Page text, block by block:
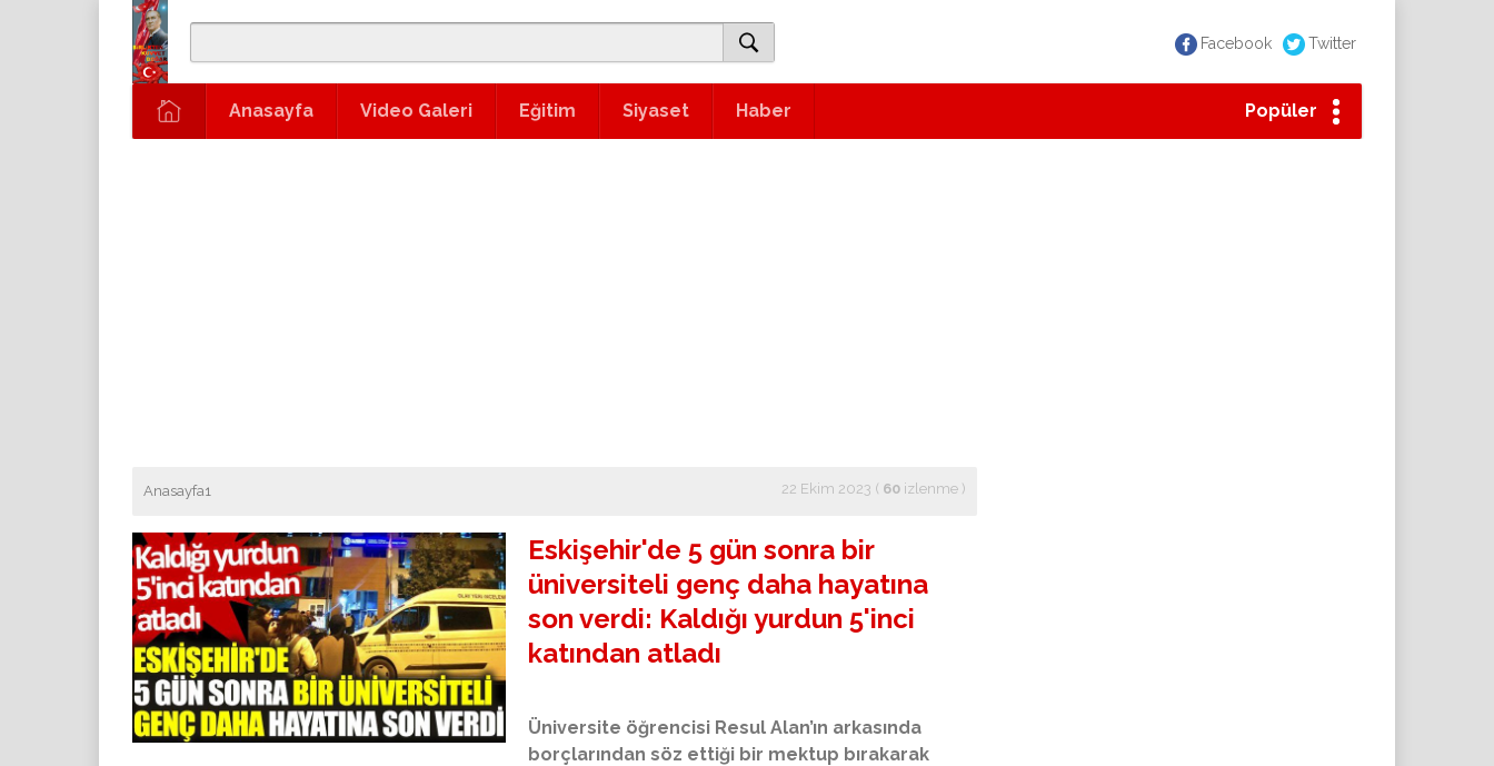
Facebook Twitter
Anasayfa Video Galeri Eğitim Siyaset Haber Popüler
Anasayfa1 22 Ekim 2023 ( 60 izlenme )
Eskişehir'de 5 gün sonra bir
üniversiteli genç daha hayatına
son verdi: Kaldığı yurdun 5'inci
katından atladı
Üniversite öğrencisi Resul Alan’ın arkasında
borçlarından söz ettiği bir mektup bırakarak